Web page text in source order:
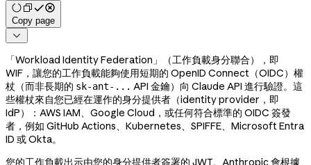
Copy page

「Workload Identity Federation」（工作負載身分聯合），即
WIF，讓您的工作負載能夠使用短期的 OpenID Connect（OIDC）權
杖（而非長期的 sk-ant-... API 金鑰）向 Claude API 進行驗證。這
些權杖來自您已經在運作的身分提供者（identity provider，即
IdP）：AWS IAM、Google Cloud，或任何符合標準的 OIDC 簽發
者，例如 GitHub Actions、Kubernetes、SPIFFE、Microsoft Entra
ID 或 Okta。
您的工作負載出示由您的身分提供者簽署的 JWT。Anthropic 會根據